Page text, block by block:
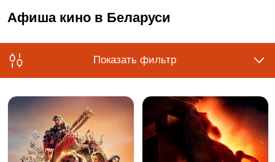
Афиша кино в Беларуси
Показать фильтр